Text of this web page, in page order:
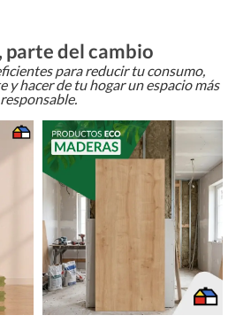
parte del cambio
para reducir tu consumo,
y hacer de tu hogar un espacio más
responsable.